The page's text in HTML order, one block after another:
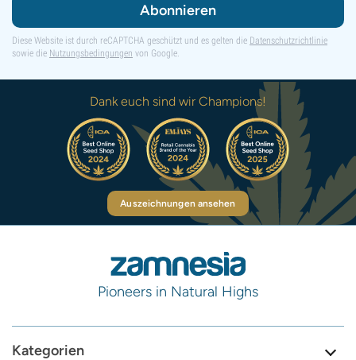
Abonnieren
Diese Website ist durch reCAPTCHA geschützt und es gelten die Datenschutzrichtlinie
sowie die Nutzungsbedingungen von Google.
Dank euch sind wir Champions!
Auszeichnungen ansehen
Pioneers in Natural Highs
Kategorien